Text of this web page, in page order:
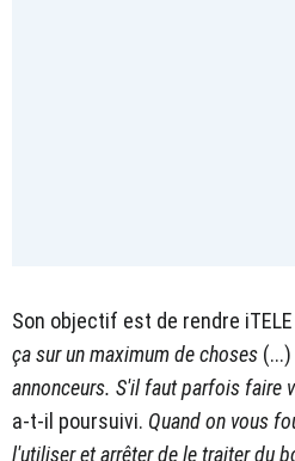
Son objectif est de rendre
ça sur un maximum de choses (...)
annonceurs. S'il faut parfois faire
a-t-il poursuivi. Quand on vous
l'utiliser et arrêter de le traiter du